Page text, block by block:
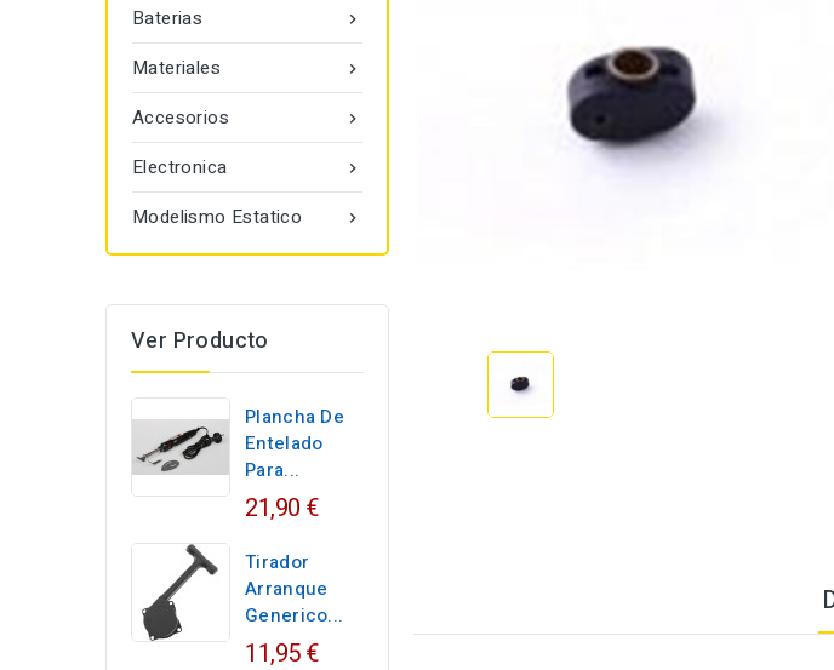

Baterias

Materiales

Accesorios

Electronica

Modelismo Estatico
Ver Producto
Plancha De
Entelado
Para...
21,90 €
Tirador
Arranque
Generico...
11,95 €